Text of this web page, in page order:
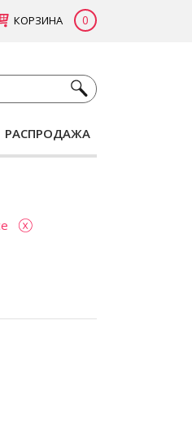
КОРЗИНА 0
РАСПРОДАЖА